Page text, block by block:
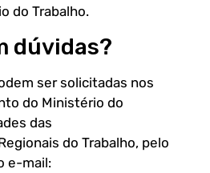
do Trabalho.
dúvidas?
ser solicitadas nos
do Ministério do
das
do Trabalho, pelo
e-mail: